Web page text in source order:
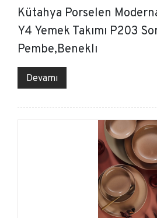
Kütahya Porselen
Y4 Yemek Takımı P203
Pembe,Beneklı
Devamı